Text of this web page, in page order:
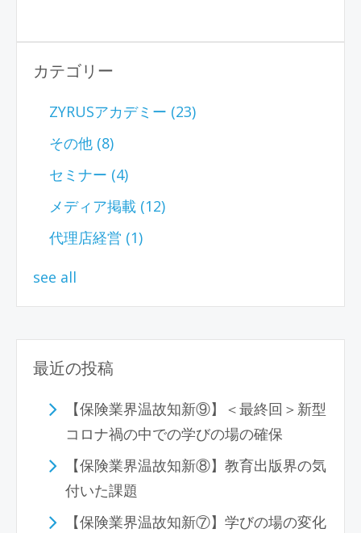
カテゴリー
ZYRUSアカデミー (23)
その他 (8)
セミナー (4)
メディア掲載 (12)
代理店経営 (1)
see all
最近の投稿
【保険業界温故知新⑨】＜最終回＞新型
コロナ禍の中での学びの場の確保
【保険業界温故知新⑧】教育出版界の気
付いた課題
【保険業界温故知新⑦】学びの場の変化